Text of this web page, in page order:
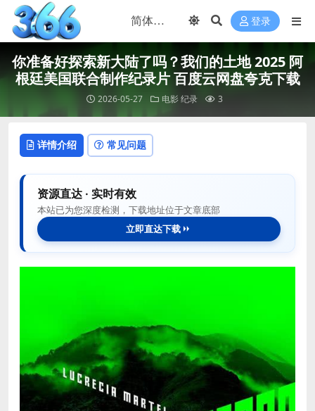
登录
你准备好探索新大陆了吗？我们的土地 2025 阿
根廷美国联合制作纪录片 百度云网盘夸克下载
2026-05-27 电影纪录 3
详情介绍 常见问题
资源直达 · 实时有效
本站已为您深度检测，下载地址位于文章底部
立即直达下载